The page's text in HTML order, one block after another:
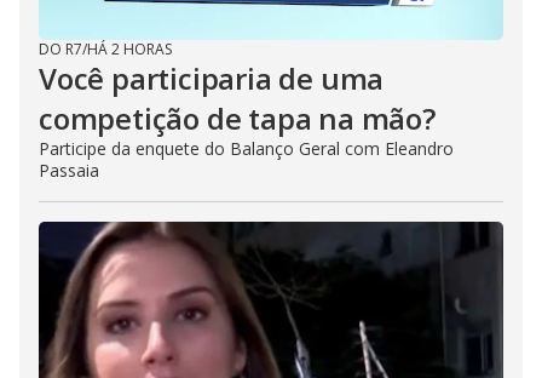
DO R7/HÁ 2 HORAS
Você participaria de uma
competição de tapa na mão?
Participe da enquete do Balanço Geral com Eleandro
Passaia